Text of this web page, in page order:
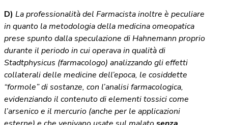
D) La professionalità del Farmacista inoltre è peculiare
in quanto la metodologia della medicina omeopatica
prese spunto dalla speculazione di Hahnemann proprio
durante il periodo in cui operava in qualità di
Stadtphysicus (farmacologo) analizzando gli effetti
collaterali delle medicine dell’epoca, le cosiddette
“formole” di sostanze, con l’analisi farmacologica,
evidenziando il contenuto di elementi tossici come
l’arsenico e il mercurio (anche per le applicazioni